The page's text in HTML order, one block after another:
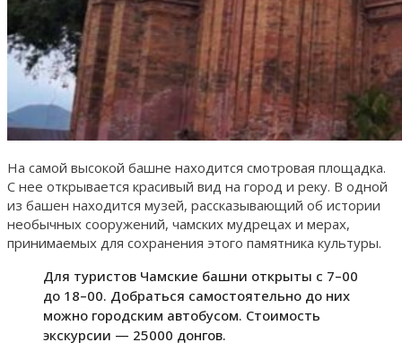
На самой высокой башне находится смотровая площадка.
С нее открывается красивый вид на город и реку. В одной
из башен находится музей, рассказывающий об истории
необычных сооружений, чамских мудрецах и мерах,
принимаемых для сохранения этого памятника культуры.
Для туристов Чамские башни открыты с 7–00
до 18–00. Добраться самостоятельно до них
можно городским автобусом. Стоимость
экскурсии — 25000 донгов.